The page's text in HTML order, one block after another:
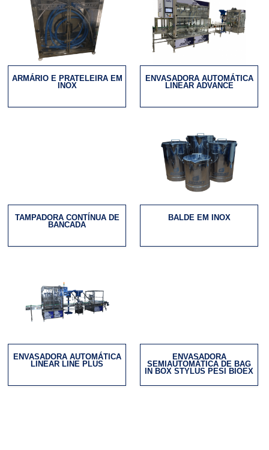
ARMÁRIO E PRATELEIRA EM
INOX
ENVASADORA AUTOMÁTICA
LINEAR ADVANCE
TAMPADORA CONTÍNUA DE
BANCADA
BALDE EM INOX
ENVASADORA AUTOMÁTICA
LINEAR LINE PLUS
ENVASADORA
SEMIAUTOMÁTICA DE BAG
IN BOX STYLUS PESI BIOEX